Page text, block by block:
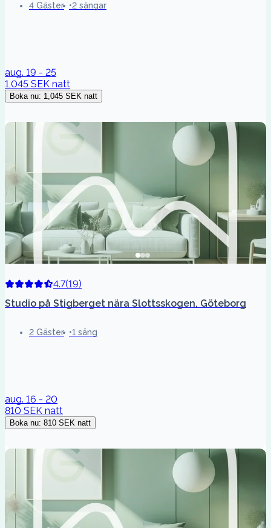
4 Gäster 2 sängar
aug. 19 - 25
1,045 SEK natt
Boka nu: 1,045 SEK natt
4.7(19)
Studio på Stigberget nära Slottsskogen, Göteborg
2 Gäster 1 säng
aug. 16 - 20
810 SEK natt
Boka nu: 810 SEK natt